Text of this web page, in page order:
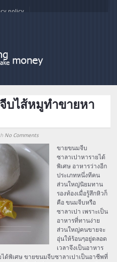
policy
บไส้หมูทำขายหา
No Comments
ขายขนมจีบ
ซาลาเปาหารายได้
พิเศษ อาหารว่างอีก
ประเภทหนึ่งทีคน
ส่วนใหญ่นิยมทาน
รองท้องเมื่อรู้สึกหิวก็
คือ ขนมจีบหรือ
ซาลาเปา เพราะเป็น
อาหารที่ทานง่าย
ส่วนใหญ่คนขายจะ
อุ่นให้ร้อนๆอยู่ตลอด
เวลาจึงเป็นอาหาร
ด้พิเศษ ขายขนมจีบซาลาเปาเป็นอาชีพที่